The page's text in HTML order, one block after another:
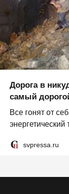
Дорога в
самый
Все гонят от
svpressa.ru